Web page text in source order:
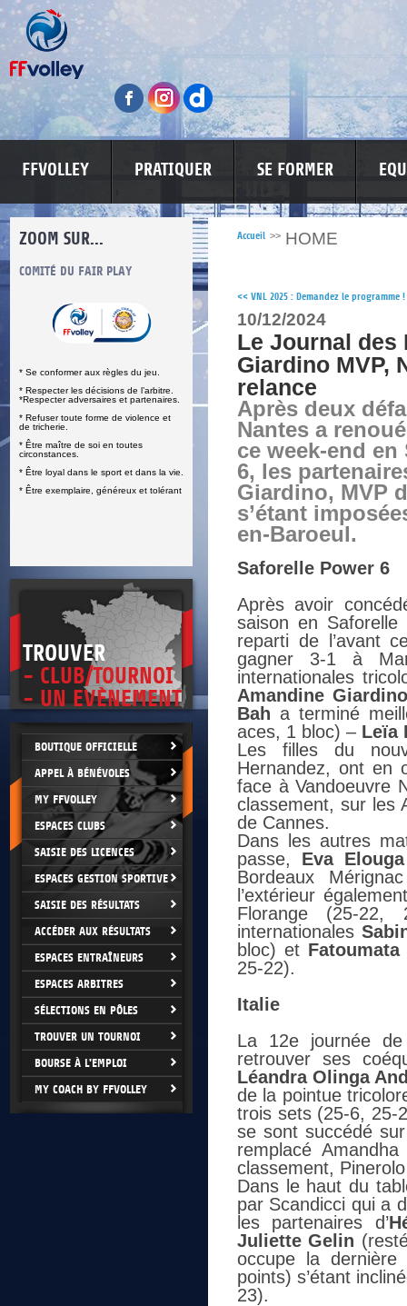
FFVOLLEY PRATIQUER SE FORMER
ZOOM SUR...
COMITÉ DU FAIR PLAY
* Se conformer aux règles du jeu.
* Respecter les décisions de l’arbitre.
*Respecter adversaires et partenaires.
* Refuser toute forme de violence et
de tricherie.
* Être maître de soi en toutes
circonstances.
* Être loyal dans le sport et dans la vie.
* Être exemplaire, généreux et tolérant
LUTTE CONTRE LES VIOLENCES
TROUVER
- CLUB/TOURNOI
- UN EVÈNEMENT
BOUTIQUE OFFICIELLE
APPEL À BÉNÉVOLES
MY FFVOLLEY
ESPACES CLUBS
SAISIE DES LICENCES
ESPACES GESTION SPORTIVE
SAISIE DES RÉSULTATS
ACCÉDER AUX RÉSULTATS
ESPACES ENTRAÎNEURS
ESPACES ARBITRES
SÉLECTIONS EN PÔLES
TROUVER UN TOURNOI
BOURSE À L'EMPLOI
MY COACH BY FFVOLLEY
Accueil >> HOME
<< VNL 2025 : Demandez le programme !
10/12/2024
Le Journal des
Giardino MVP,
relance
Après deux
Nantes a
ce week-end
6, les
Giardino, MVP
s’étant
en-Baroeul.
Saforelle Power 6
Après avoir
saison en
reparti de l’avant
gagner 3-1 à
internationales
Amandine Giardino
Bah a terminé
aces, 1 bloc) – Leïa
Les filles du
Hernandez, ont en
face à Vandoeuvre
classement, sur les
de Cannes.
Dans les autres
passe, Eva Elouga
Bordeaux
l’extérieur
Florange (25-
internationales
bloc) et Fatoumata
25-22).
Italie
La 12e journée
retrouver ses
Léandra Olinga
de la pointue
trois sets (25-6, 25-
se sont succédé
remplacé
classement,
Dans le haut du
par Scandicci qui a
les partenaires d’
Juliette Gelin
occupe la dernière
points) s’étant
23).